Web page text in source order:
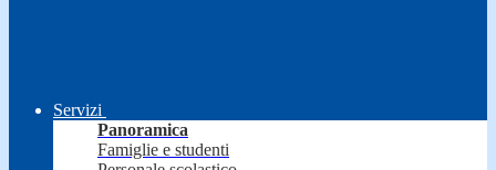
Servizi
Panoramica
Famiglie e studenti